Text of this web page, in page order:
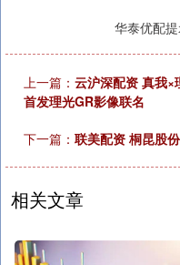
华泰优配
上一篇： 云沪深配资 真我×
首发理光GR影像联名
下一篇： 联美配资 桐昆股
相关文章